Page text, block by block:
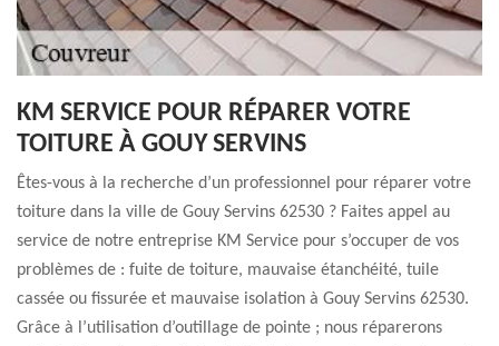
KM SERVICE POUR RÉPARER VOTRE
TOITURE À GOUY SERVINS
Êtes-vous à la recherche d’un professionnel pour réparer votre
toiture dans la ville de Gouy Servins 62530 ? Faites appel au
service de notre entreprise KM Service pour s’occuper de vos
problèmes de : fuite de toiture, mauvaise étanchéité, tuile
cassée ou fissurée et mauvaise isolation à Gouy Servins 62530.
Grâce à l’utilisation d’outillage de pointe ; nous réparerons